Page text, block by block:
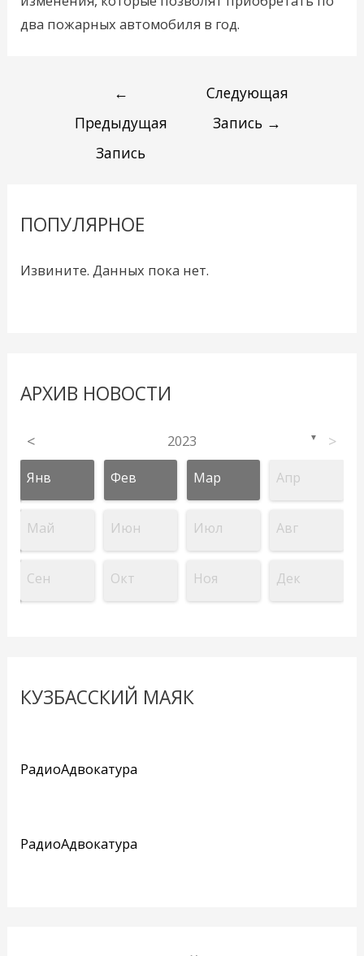
два пожарных автомобиля в год.
←
Предыдущая
Запись
Следующая
Запись →
ПОПУЛЯРНОЕ
Извините. Данных пока нет.
АРХИВ НОВОСТИ
< 2023 ▼ >
Янв Фев Мар Апр
Май Июн Июл Авг
Сен Окт Ноя Дек
КУЗБАССКИЙ МАЯК
РадиоАдвокатура
РадиоАдвокатура